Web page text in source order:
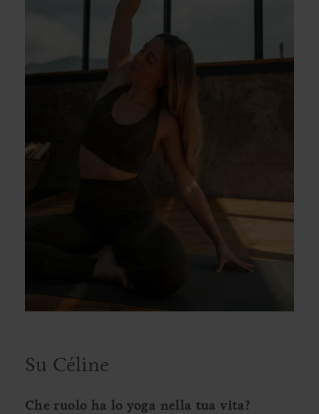
Su Céline
Che ruolo ha lo yoga nella tua vita?